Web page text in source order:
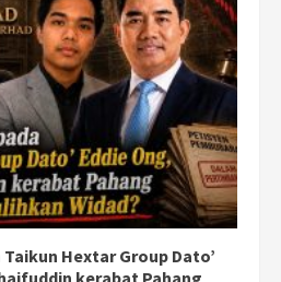
Hextar Group Dato’
kerabat Pahang